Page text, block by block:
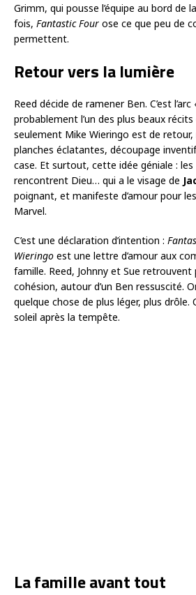
Grimm, qui pousse l’équipe au bord de
fois, Fantastic Four ose ce que peu de
permettent.
Retour vers la lumière
Reed décide de ramener Ben. C’est l’arc
probablement l’un des plus beaux
seulement Mike Wieringo est de
planches éclatantes, découpage
case. Et surtout, cette idée géniale :
rencontrent Dieu… qui a le visage de
poignant, et manifeste d’amour pour
Marvel.
C’est une déclaration d’intention :
Wieringo est une lettre d’amour aux
famille. Reed, Johnny et Sue retrouvent
cohésion, autour d’un Ben ressuscité.
quelque chose de plus léger, plus drôle.
soleil après la tempête.
La famille avant tout